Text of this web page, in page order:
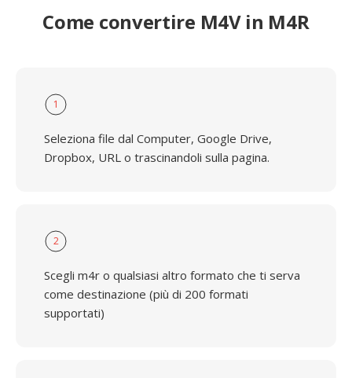
Come convertire M4V in M4R
1
Seleziona file dal Computer, Google Drive,
Dropbox, URL o trascinandoli sulla pagina.
2
Scegli m4r o qualsiasi altro formato che ti serva
come destinazione (più di 200 formati
supportati)